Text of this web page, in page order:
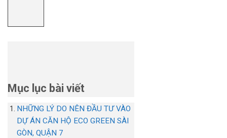
Mục lục bài viết
NHỮNG LÝ DO NÊN ĐẦU TƯ VÀO
DỰ ÁN CĂN HỘ ECO GREEN SÀI
GÒN, QUẬN 7